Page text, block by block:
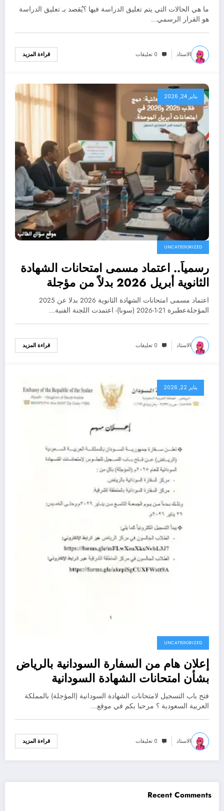
ما هي ال‏حالات التي يتم تعليق الدراسة⁩ فيها ؟يُقصد بـ تعليق الدراسة
هو القرار الرسمي…
الاستاذ 0 تعليقات قراءة المزيد
يناير 24, 2026
UNCATEGORIZED
رسمياً.. اعتماد مسمى امتحانات الشهادة
الثانوية أبريل 2026 بدلاً من مؤجلة
2025
اعتماد مسمى امتحانات الشهادة الثانوية 2026 بدلا عن 2025
المؤجلةعطبرة 21-1-2026 (سونا)- اعتمدت اللجنة الفنية…
الاستاذ 0 تعليقات قراءة المزيد
يناير 22, 2026
UNCATEGORIZED
إعلان هام من السفارة السودانية بالرياض
بشأن امتحانات الشهادة السودانية
2026م
فتح باب التسجيل لامتحانات الشهادة السودانية (المؤجلة) بالمملكة
العربية السعودية ؟ مرحبا بكم في موقع…
الاستاذ 0 تعليقات قراءة المزيد
Recent Comments